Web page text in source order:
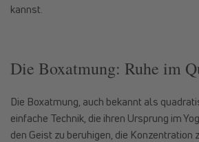
kannst.
Die Boxatmung: Ruhe im
Die Boxatmung, auch bekannt als
einfache Technik, die ihren Ursprung im
den Geist zu beruhigen, die Konzentration